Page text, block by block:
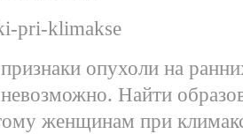
опухоли на
Найти
женщинам при